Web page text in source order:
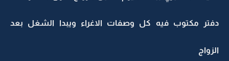
دفتر مكتوب فيه كل وصفات الاغراء ويبدا الشغل بعد
الزواج